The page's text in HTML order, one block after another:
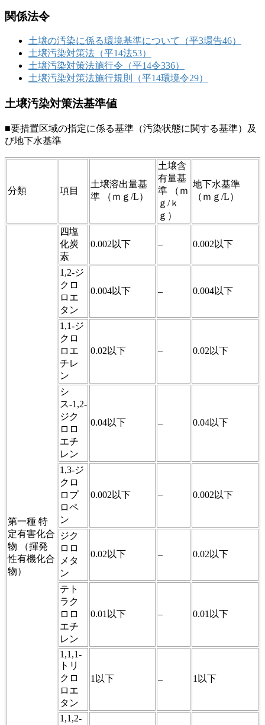
関係法令
土壌の汚染に係る環境基準について（平3環告46）
土壌汚染対策法（平14法53）
土壌汚染対策法施行令（平14令336）
土壌汚染対策法施行規則（平14環境令29）
土壌汚染対策法基準値
■要措置区域の指定に係る基準（汚染状態に関する基準）及
び地下水基準
分類 項目
土壌溶出量基
準 （ｍｇ/L）
土壌含
有量基
準 （ｍ
ｇ/ｋ
ｇ）
地下水基準
（ｍｇ/L）
第一種 特
定有害化合
物 （揮発
性有機化合
物）
四塩
化炭
素
0.002以下 – 0.002以下
1,2-ジ
クロ
ロエ
タン
0.004以下 – 0.004以下
1,1-ジ
クロ
ロエ
チレ
ン
0.02以下 – 0.02以下
シ
ス-1,2-
ジク
ロロ
エチ
レン
0.04以下 – 0.04以下
1,3-ジ
クロ
ロプ
ロペ
ン
0.002以下 – 0.002以下
ジク
ロロ
メタ
ン
0.02以下 – 0.02以下
テト
ラク
ロロ
エチ
レン
0.01以下 – 0.01以下
1,1,1-
トリ
クロ
ロエ
タン
1以下 – 1以下
1,1,2-